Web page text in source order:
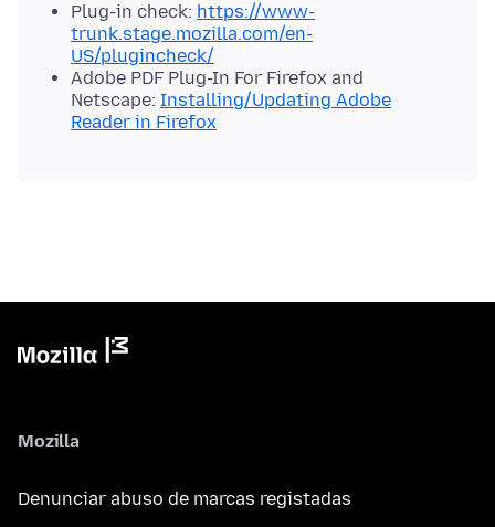
Plug-in check: https://www-
trunk.stage.mozilla.com/en-
US/plugincheck/
Adobe PDF Plug-In For Firefox and
Netscape: Installing/Updating Adobe
Reader in Firefox
Mozilla
Denunciar abuso de marcas registadas